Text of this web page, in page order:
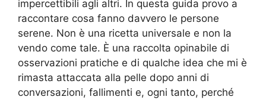
impercettibili agli altri. In questa guida provo a
raccontare cosa fanno davvero le persone
serene. Non è una ricetta universale e non la
vendo come tale. È una raccolta opinabile di
osservazioni pratiche e di qualche idea che mi è
rimasta attaccata alla pelle dopo anni di
conversazioni, fallimenti e, ogni tanto, perché